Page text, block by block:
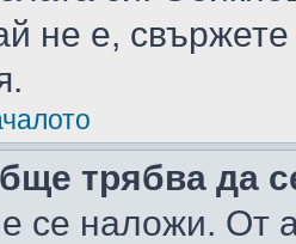
не е,
трябва да
се наложи. От